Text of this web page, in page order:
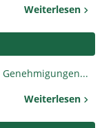
Weiterlesen
Weiterlesen